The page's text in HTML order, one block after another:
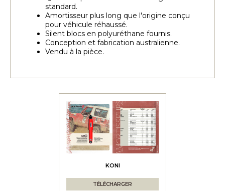
standard.
Amortisseur plus long que l'origine conçu
pour véhicule réhaussé.
Silent blocs en polyuréthane fournis.
Conception et fabrication australienne.
Vendu à la pièce.
KONI
TÉLÉCHARGER